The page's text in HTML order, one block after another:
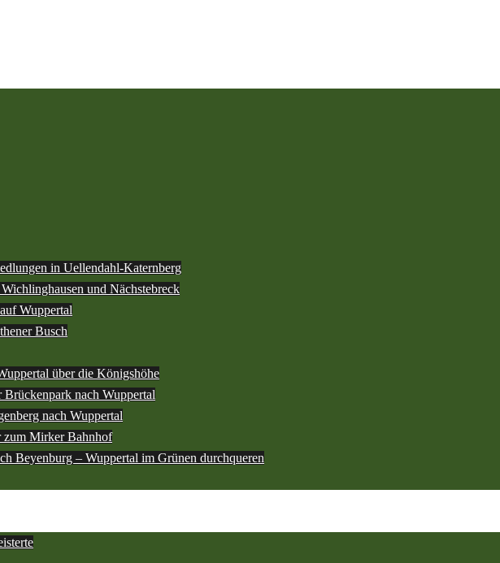
in Uellendahl-Katernberg
und Nächstebreck
Wuppertal
Busch
über die Königshöhe
nach Wuppertal
nach Wuppertal
zum Mirker Bahnhof
Beyenburg – Wuppertal im Grünen durchqueren